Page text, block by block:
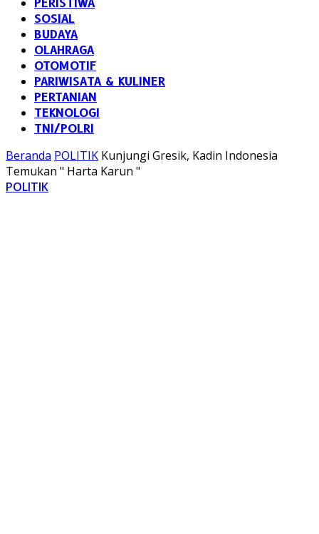
PERISTIWA
SOSIAL
BUDAYA
OLAHRAGA
OTOMOTIF
PARIWISATA & KULINER
PERTANIAN
TEKNOLOGI
TNI/POLRI
Beranda POLITIK Kunjungi Gresik, Kadin Indonesia
Temukan " Harta Karun "
POLITIK